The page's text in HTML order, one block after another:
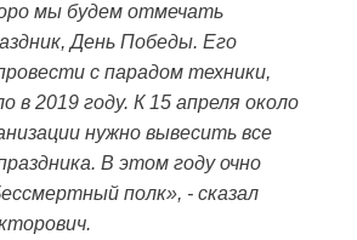
мы будем отмечать
День Победы. Его
с парадом техники,
в 2019 году. К 15 апреля около
нужно вывесить все
В этом году очно
полк», - сказал